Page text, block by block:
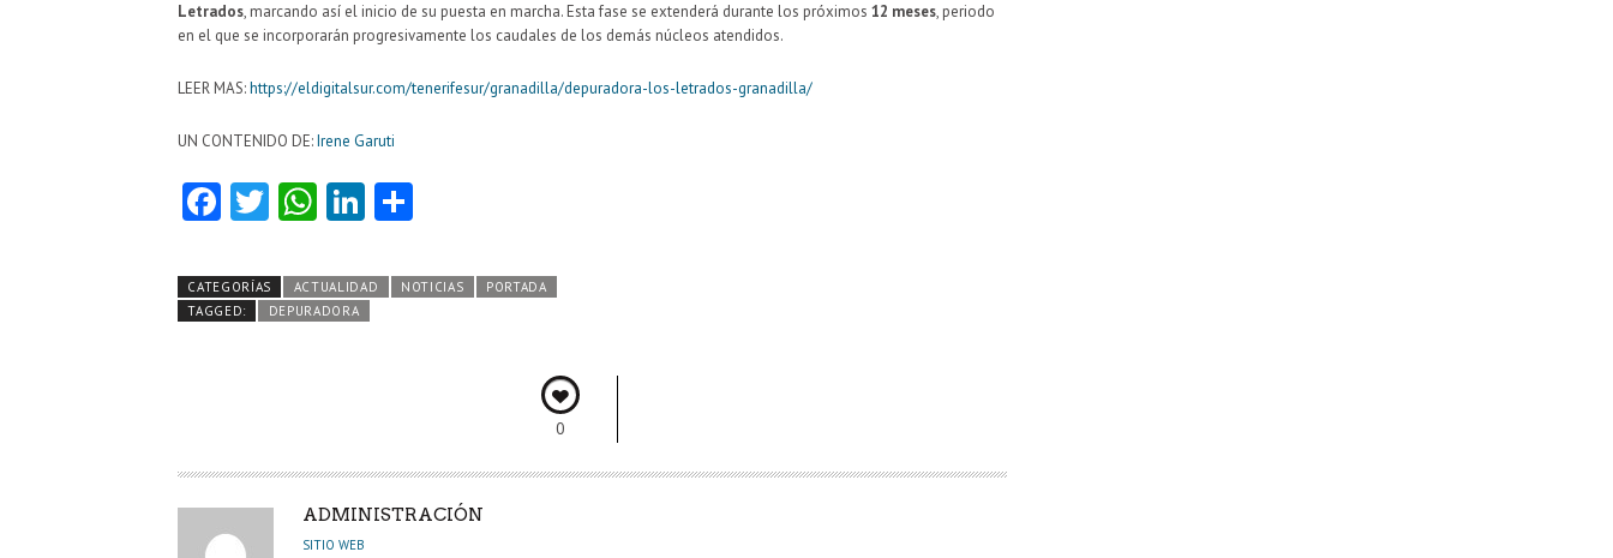
Letrados, marcando así el inicio de su puesta en marcha. Esta fase se extenderá durante los próximos 12 meses, periodo
en el que se incorporarán progresivamente los caudales de los demás núcleos atendidos.
LEER MAS:https://eldigitalsur.com/tenerifesur/granadilla/depuradora-los-letrados-granadilla/
UN CONTENIDO DE:Irene Garuti
Fa
b
o
T
itt
er
W
ts
A
Li
e
dI
m
CATEGORÍAS ACTUALIDAD NOTICIAS
PORTADA
TAGGED:
DEPURADORA
0
A
U
ADMINISTRACIÓN
SITIO WEB